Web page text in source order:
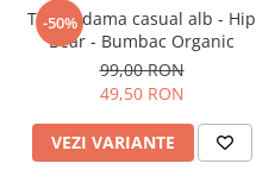
-50%
Tricou dama casual alb - Hip
Bear - Bumbac Organic
99,00 RON
49,50 RON
VEZI VARIANTE